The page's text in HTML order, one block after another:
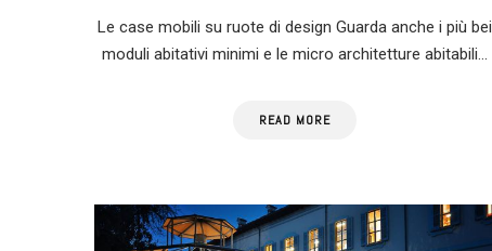
Le case mobili su ruote di design Guarda anche i più bei
moduli abitativi minimi e le micro architetture abitabili…
READ MORE